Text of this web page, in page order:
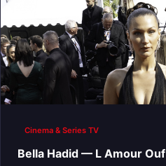
Cinema & Series TV
Bella Hadid — L Amour Ouf